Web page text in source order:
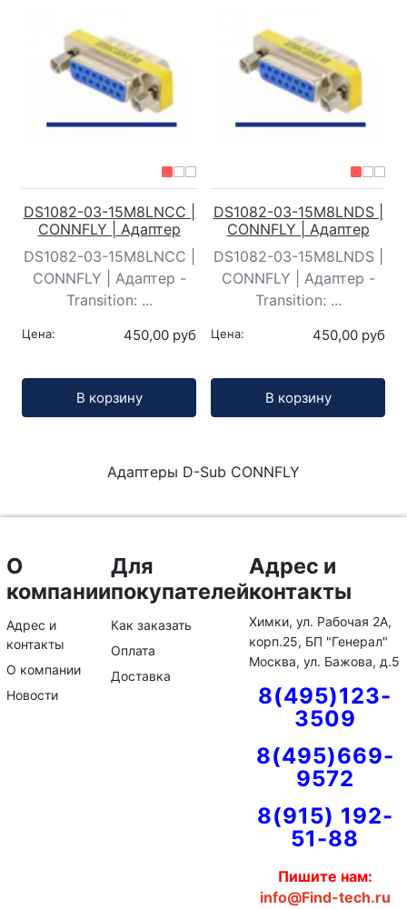
DS1082-03-15M8LNCC |
CONNFLY | Адаптер
DS1082-03-15M8LNCC |
CONNFLY | Адаптер -
Transition: ...
Цена: 450,00 руб
В корзину
DS1082-03-15M8LNDS |
CONNFLY | Адаптер
DS1082-03-15M8LNDS |
CONNFLY | Адаптер -
Transition: ...
Цена: 450,00 руб
В корзину
Адаптеры D-Sub CONNFLY
О
компании
Адрес и
контакты
О компании
Новости
Для
покупателей
Как заказать
Оплата
Доставка
Адрес и
контакты
Химки, ул. Рабочая 2А,
корп.25, БП "Генерал"
Москва, ул. Бажова, д.5
8(495)123-
3509
8(495)669-
9572
8(915) 192-
51-88
Пишите нам:
info@Find-tech.ru